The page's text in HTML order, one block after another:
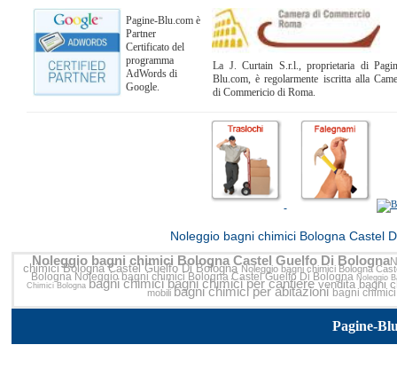
Pagine-Blu.com è
Partner
Certificato del
programma
AdWords di
Google.
La J. Curtain S.r.l., proprietaria di
Blu.com, è regolarmente iscritta alla
di Commericio di Roma.
Noleggio bagni chimici Bologna Castel
Noleggio bagni chimici Bologna Castel Guelfo Di Bologna
chimici Bologna Castel Guelfo Di BolognaNoleggio bagni chimici Bologna
Bologna Noleggio bagni chimici Bologna Castel Guelfo Di Bologna Noleggio
Chimici Bologna bagni chimicibagni chimici per cantierevendita bagni
mobili bagni chimici per abitazionibagni
Pagine-